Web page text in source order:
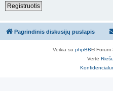
Registruotis
Pagrindinis diskusijų puslapis
Veikia su phpBB® Forum
Vertė